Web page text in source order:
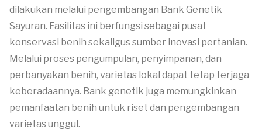
dilakukan melalui pengembangan Bank Genetik
Sayuran. Fasilitas ini berfungsi sebagai pusat
konservasi benih sekaligus sumber inovasi pertanian.
Melalui proses pengumpulan, penyimpanan, dan
perbanyakan benih, varietas lokal dapat tetap terjaga
keberadaannya. Bank genetik juga memungkinkan
pemanfaatan benih untuk riset dan pengembangan
varietas unggul.